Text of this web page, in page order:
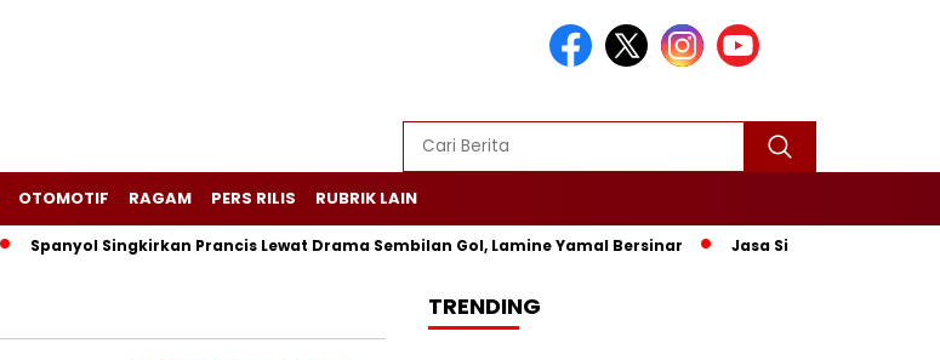
OTOMOTIF RAGAM PERS RILIS RUBRIK LAIN
Spanyol Singkirkan Prancis Lewat Drama Sembilan Gol, Lamine Yamal Bersinar Jasa Siaran Pers
TRENDING